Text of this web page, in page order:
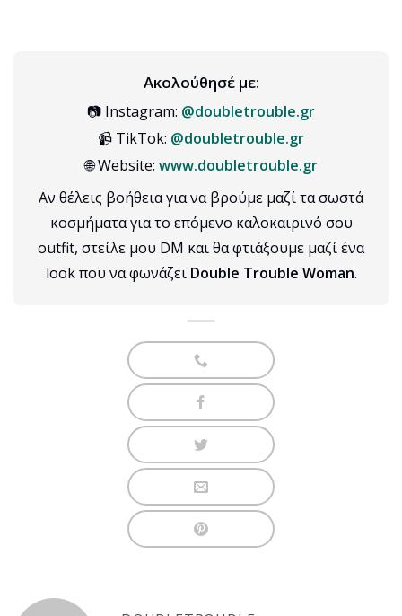
Ακολούθησέ με:
📷 Instagram: @doubletrouble.gr
📹 TikTok: @doubletrouble.gr
🌐 Website: www.doubletrouble.gr
Αν θέλεις βοήθεια για να βρούμε μαζί τα σωστά
κοσμήματα για το επόμενο καλοκαιρινό σου
outfit, στείλε μου DM και θα φτιάξουμε μαζί ένα
look που να φωνάζει Double Trouble Woman.